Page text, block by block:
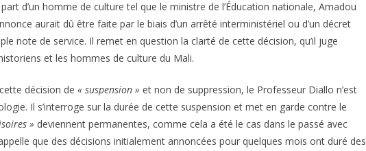
d’un homme de culture tel que le ministre de l’Éducation nationale, Amadou
aurait dû être faite par le biais d’un arrêté interministériel ou d’un décret
note de service. Il remet en question la clarté de cette décision, qu’il juge
et les hommes de culture du Mali.
décision de « suspension » et non de suppression, le Professeur Diallo n’est
Il s’interroge sur la durée de cette suspension et met en garde contre le
» deviennent permanentes, comme cela a été le cas dans le passé avec
que des décisions initialement annoncées pour quelques mois ont duré des